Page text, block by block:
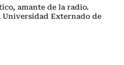
amante de la radio.
Universidad Externado de